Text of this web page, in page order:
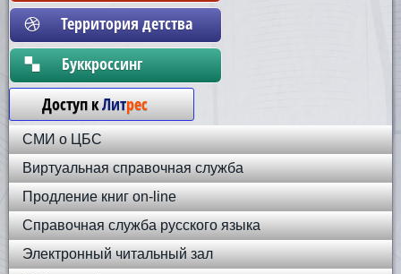
Территория детства
Бyккpoccинг
Доступ кЛитрес
СМИ о ЦБС
Виртуальная справочная служба
Продление книг on-line
Справочная служба русского языка
Электронный читальный зал